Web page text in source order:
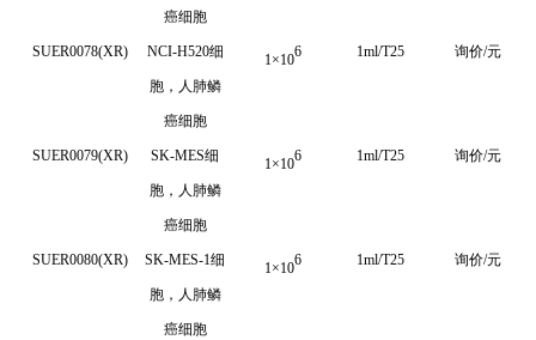
癌细胞
SUER0078(XR) NCI-H520细
胞，人肺鳞
癌细胞
1 ×106 1ml/T25 询价/元
SUER0079(XR) SK-MES细
胞，人肺鳞
癌细胞
1 ×106 1ml/T25 询价/元
SUER0080(XR) SK-MES-1细
胞，人肺鳞
癌细胞
1 ×106 1ml/T25 询价/元